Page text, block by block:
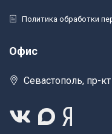
Политика обработки
Офис
Севастополь, пр-